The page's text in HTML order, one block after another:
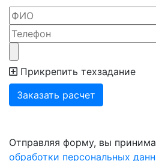
Прикрепить техзадание
Отправляя форму, вы
обработки персональных